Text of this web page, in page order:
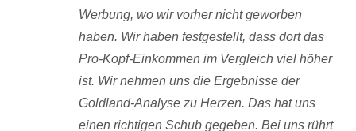
Werbung, wo wir vorher nichtgeworben
haben. Wir haben festgestellt, dass dort das
Pro-Kopf-Einkommen im Vergleich viel höher
ist. Wir nehmen uns die Ergebnisse der
Goldland-Analyse zu Herzen. Das hat uns
einen richtigen Schub gegeben. Bei uns rührt